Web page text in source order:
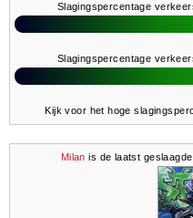
Slagingspercentage
Slagingspercentage
Kijk voor het hoge
Milan is de laatst